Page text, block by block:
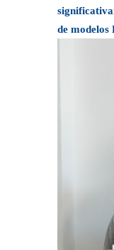
de modelos